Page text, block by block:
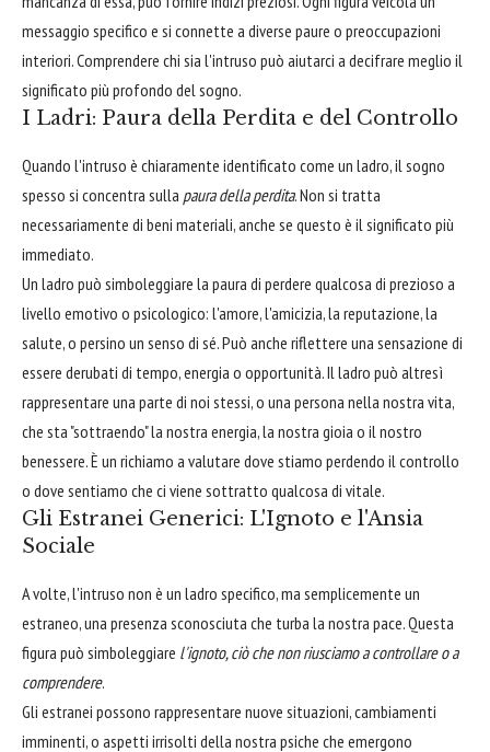
messaggio specifico e si connette a diverse paure o preoccupazioni
interiori. Comprendere chi sia l'intruso può aiutarci a decifrare meglio il
significato più profondo del sogno.
I Ladri: Paura della Perdita e del Controllo
Quando l'intruso è chiaramente identificato come un ladro, il sogno
spesso si concentra sulla paura della perdita. Non si tratta
necessariamente di beni materiali, anche se questo è il significato più
immediato.
Un ladro può simboleggiare la paura di perdere qualcosa di prezioso a
livello emotivo o psicologico: l'amore, l'amicizia, la reputazione, la
salute, o persino un senso di sé. Può anche riflettere una sensazione di
essere derubati di tempo, energia o opportunità. Il ladro può altresì
rappresentare una parte di noi stessi, o una persona nella nostra vita,
che sta "sottraendo" la nostra energia, la nostra gioia o il nostro
benessere. È un richiamo a valutare dove stiamo perdendo il controllo
o dove sentiamo che ci viene sottratto qualcosa di vitale.
Gli Estranei Generici: L'Ignoto e l'Ansia
Sociale
A volte, l'intruso non è un ladro specifico, ma semplicemente un
estraneo, una presenza sconosciuta che turba la nostra pace. Questa
figura può simboleggiare l'ignoto, ciò che non riusciamo a controllare o a
comprendere.
Gli estranei possono rappresentare nuove situazioni, cambiamenti
imminenti, o aspetti irrisolti della nostra psiche che emergono